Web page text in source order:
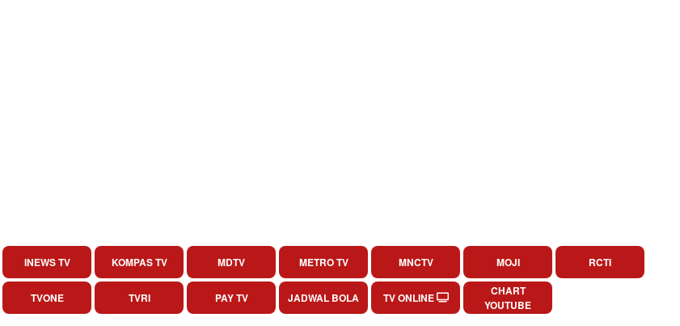
INEWS TV KOMPAS TV MDTV METRO TV MNCTV MOJI RCTI
TVONE TVRI PAY TV JADWAL BOLA TV ONLINE
CHART
YOUTUBE